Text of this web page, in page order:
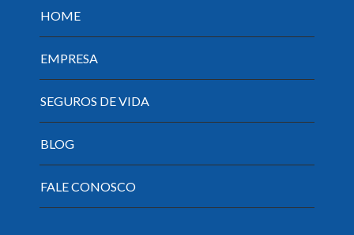
HOME
EMPRESA
SEGUROS DE VIDA
BLOG
FALE CONOSCO